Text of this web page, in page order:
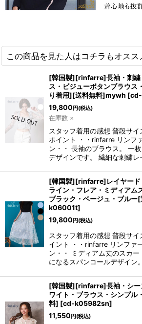
この商品を見た人はコチラもオスス
[韓国製][rinfarre]長袖・刺繍
ス・ビジューボタンブラウス
り着用][送料無料]mywh [
19,800 円 (税込)
在庫数 ×
スタッフ着用の感想 普段サイ
ポイント ・・rinfarre リンフ
ン・・ 長袖のブラウス。 一
デザインです。 繊細な刺繍
[韓国製][rinfarre]レイヤード
ライン・フレア・ミディアム
ブラック・ベージュ・ブルー
k06001t]
19,800 円 (税込)
スタッフ着用の感想 普段サ
イント ・・rinfarre リンファ
ン・・ ミディアム丈のスカ
になるスパンコールデザイン
[韓国製][rinfarre]長袖・シー
ワイト・ブラウス・シンプル
料] [cd-k05982sn]
11,550 円 (税込)